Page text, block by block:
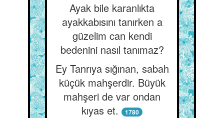
Ayak bile karanlıkta
ayakkabısını tanırken a
güzelim can kendi
bedenini nasıl tanımaz?
Ey Tanrıya sığınan, sabah
küçük mahşerdir. Büyük
mahşeri de var ondan
kıyas et.
1780